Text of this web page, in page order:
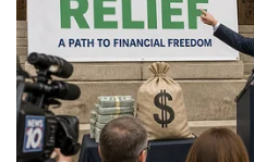
Tư vấn luật